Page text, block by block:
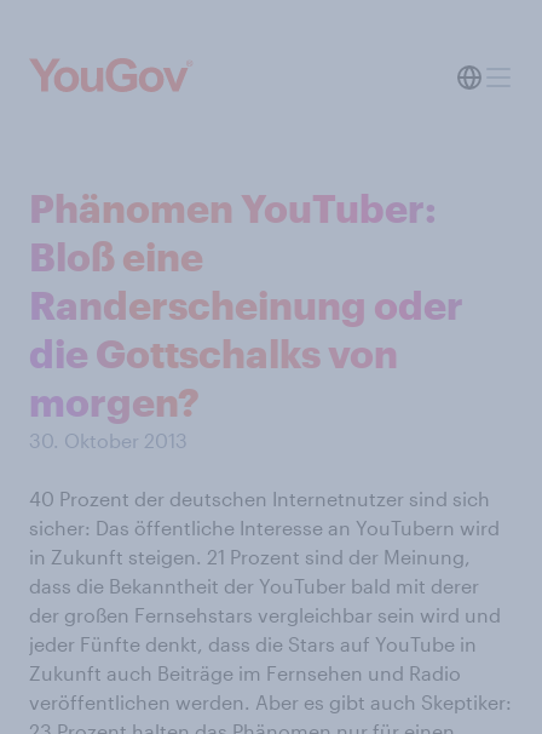
Phänomen YouTuber:
Bloß eine
Randerscheinung oder
die Gottschalks von
morgen?
30. Oktober 2013
40 Prozent der deutschen Internetnutzer sind sich
sicher: Das öffentliche Interesse an YouTubern wird
in Zukunft steigen. 21 Prozent sind der Meinung,
dass die Bekanntheit der YouTuber bald mit derer
der großen Fernsehstars vergleichbar sein wird und
jeder Fünfte denkt, dass die Stars auf YouTube in
Zukunft auch Beiträge im Fernsehen und Radio
veröffentlichen werden. Aber es gibt auch Skeptiker: